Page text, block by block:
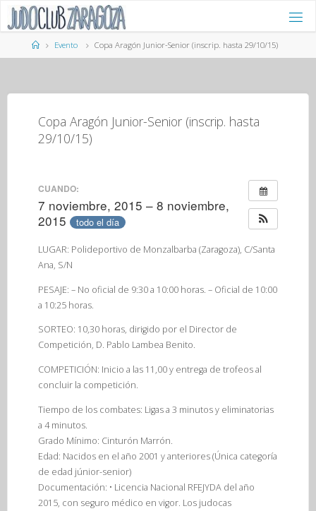
Saltar
contenidoPágina
de
Evento Copa Aragón Junior-Senior (inscrip. hasta 29/10/15)
Copa Aragón Junior-Senior (inscrip. hasta
29/10/15)
CUANDO:
7 noviembre, 2015 – 8 noviembre,
2015
todo el día
LUGAR: Polideportivo de Monzalbarba (Zaragoza), C/Santa
Ana, S/N
PESAJE: – No oficial de 9:30 a 10:00 horas. – Oficial de 10:00
a 10:25 horas.
SORTEO: 10,30 horas, dirigido por el Director de
Competición, D. Pablo Lambea Benito.
COMPETICIÓN: Inicio a las 11,00 y entrega de trofeos al
concluir la competición.
Tiempo de los combates: Ligas a 3 minutos y eliminatorias
a 4 minutos.
Grado Mínimo: Cinturón Marrón.
Edad: Nacidos en el año 2001 y anteriores (Única categoría
de edad júnior-senior)
Documentación: • Licencia Nacional RFEJYDA del año
2015, con seguro médico en vigor. Los judocas